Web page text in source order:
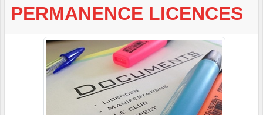
PERMANENCE LICENCES